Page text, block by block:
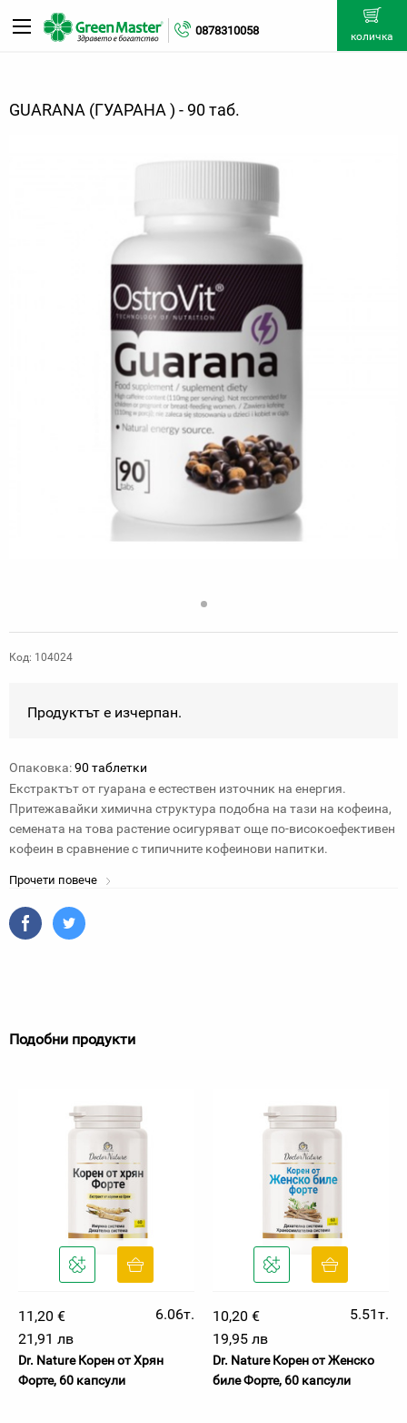
0878310058 количка
GUARANA (ГУАРАНА ) - 90 таб.
Код: 104024
Продуктът е изчерпан.
Опаковка:90 таблетки
Екстрактът от гуарана е естествен източник на енергия.
Притежавайки химична структура подобна на тази на кофеина,
семената на това растение осигуряват още по-високоефективен
кофеин в сравнение с типичните кофеинови напитки.
Прочети повече
Подобни продукти
11,20 €
6.06т.
21,91 лв
Dr. Nature Корен от Хрян
Форте, 60 капсули
10,20 €
5.51т.
19,95 лв
Dr. Nature Корен от Женско
биле Форте, 60 капсули